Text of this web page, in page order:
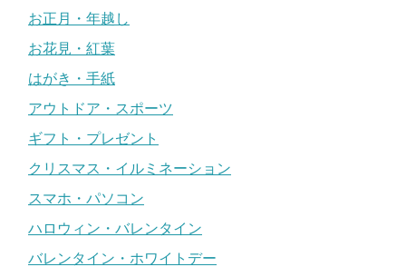
お正月・年越し
お花見・紅葉
はがき・手紙
アウトドア・スポーツ
ギフト・プレゼント
クリスマス・イルミネーション
スマホ・パソコン
ハロウィン・バレンタイン
バレンタイン・ホワイトデー